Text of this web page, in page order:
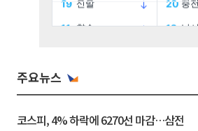
주요뉴스
코스피, 4% 하락에 6270선 마감…삼전